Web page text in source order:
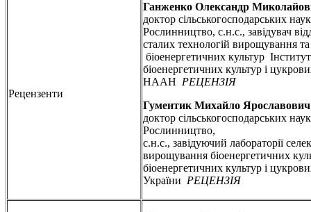
Рецензенти
Ганженко Олександр
доктор сільськогосподарських
Рослинництво, с.н.с., завідувач
сталих технологій вирощування
біоенергетичних культур
біоенергетичних культур і
НААН РЕЦЕНЗІЯ
Гументик Михайло Ярославович
доктор сільськогосподарських
Рослинництво,
с.н.с., завідуючий лабораторії
вирощування біоенергетичних
біоенергетичних культур і
України РЕЦЕНЗІЯ